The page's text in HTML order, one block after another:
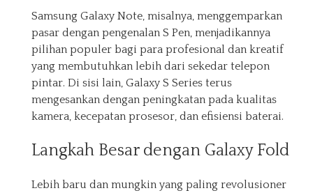
Samsung Galaxy Note, misalnya, menggemparkan
pasar dengan pengenalan S Pen, menjadikannya
pilihan populer bagi para profesional dan kreatif
yang membutuhkan lebih dari sekedar telepon
pintar. Di sisi lain, Galaxy S Series terus
mengesankan dengan peningkatan pada kualitas
kamera, kecepatan prosesor, dan efisiensi baterai.
Langkah Besar dengan Galaxy Fold
Lebih baru dan mungkin yang paling revolusioner